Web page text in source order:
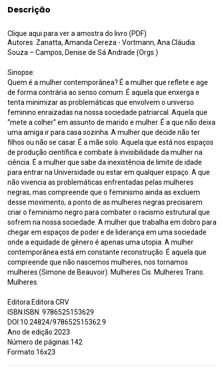
Descrição
Clique aqui para ver a amostra do livro (PDF)
Autores: Zanatta, Amanda Cereza - Vortmann, Ana Cláudia
Souza – Campos, Denise de Sá Andrade (Orgs.)
Sinopse:
Quem é a mulher contemporânea? É a mulher que reflete e age
de forma contrária ao senso comum. É aquela que enxerga e
tenta minimizar as problemáticas que envolvem o universo
feminino enraizadas na nossa sociedade patriarcal. Aquela que
“mete a colher” em assunto de marido e mulher. É a que não deixa
uma amiga ir para casa sozinha. A mulher que decide não ter
filhos ou não se casar. É a mãe solo. Aquela que está nos espaços
de produção científica e combate à invisibilidade da mulher na
ciência. É a mulher que sabe da inexistência de limite de idade
para entrar na Universidade ou estar em qualquer espaço. A que
não vivencia as problemáticas enfrentadas pelas mulheres
negras, mas compreende que o feminismo ainda as excluem
desse movimento, a ponto de as mulheres negras precisarem
criar o feminismo negro para combater o racismo estrutural que
sofrem na nossa sociedade. A mulher que trabalha em dobro para
chegar em espaços de poder e de liderança em uma sociedade
onde a equidade de gênero é apenas uma utopia. A mulher
contemporânea está em constante reconstrução. É aquela que
compreende que não nascemos mulheres, nos tornamos
mulheres (Simone de Beauvoir). Mulheres Cis. Mulheres Trans.
Mulheres.
Editora:Editora CRV
ISBN:ISBN: 9786525153629
DOI:10.24824/978652515362.9
Ano de edição:2023
Número de páginas:142
Formato:16x23